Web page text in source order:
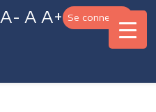
A- A A+ Se connecter